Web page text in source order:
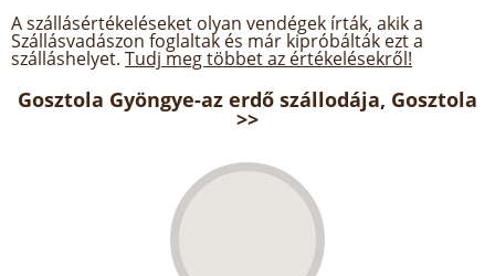
A szállásértékeléseket olyan vendégek írták, akik a
Szállásvadászon foglaltak és már kipróbálták ezt a
szálláshelyet. Tudj meg többet az értékelésekről!
Gosztola Gyöngye-az erdő szállodája, Gosztola
>>